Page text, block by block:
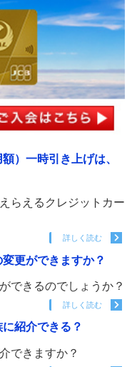
）一時引き上げは、
らえるクレジットカー
詳しく読む
更ができますか？
できるのでしょうか？
詳しく読む
紹介できる？
できますか？